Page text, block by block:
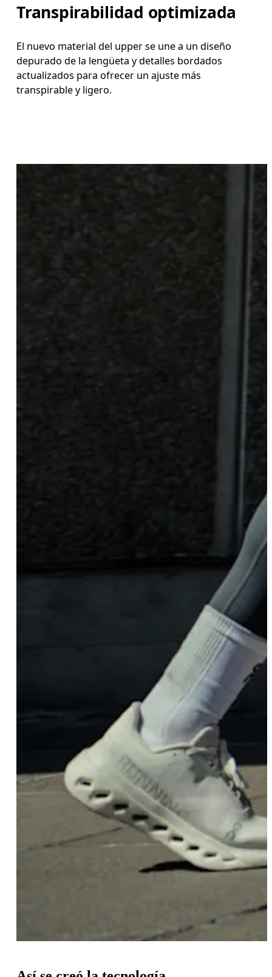
Transpirabilidad optimizada
El nuevo material del upper se une a un diseño
depurado de la lengüeta y detalles bordados
actualizados para ofrecer un ajuste más
transpirable y ligero.